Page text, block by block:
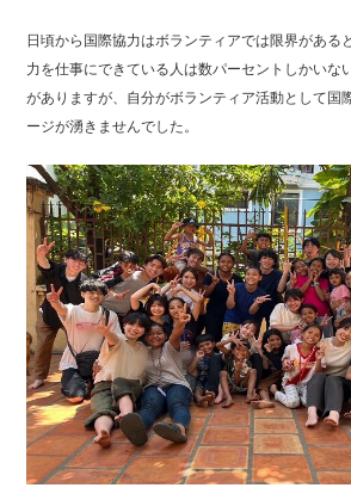
日頃から国際協力はボランティアでは限界がある
力を仕事にできている人は数パーセントしかいな
がありますが、自分がボランティア活動として国
ージが湧きませんでした。